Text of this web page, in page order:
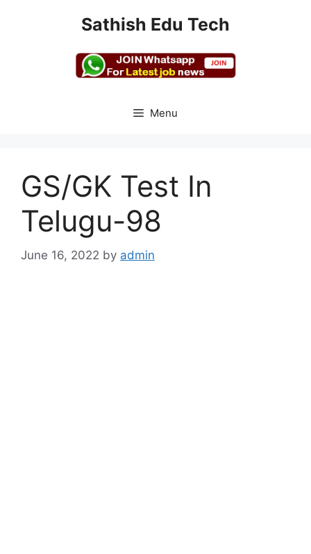
Sathish Edu Tech
Menu
GS/GK Test In
Telugu-98
June 16, 2022 by admin